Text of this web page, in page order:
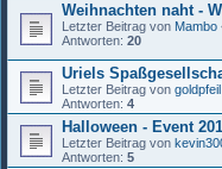
Weihnachten naht -
Letzter Beitrag von Mambo
Antworten: 20
Uriels
Letzter Beitrag von goldpfeil
Antworten: 4
Halloween - Event
Letzter Beitrag von
Antworten: 5